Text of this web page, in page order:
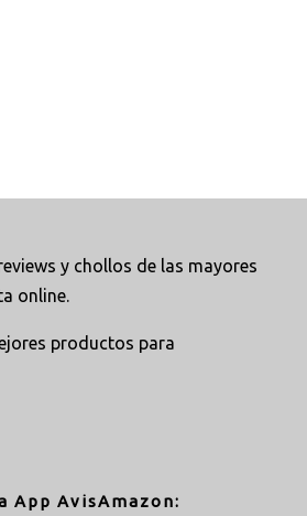
y chollos de las mayores
online.
productos para
App AvisAmazon: